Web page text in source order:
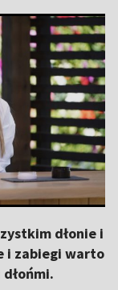
dłonie i
i zabiegi warto